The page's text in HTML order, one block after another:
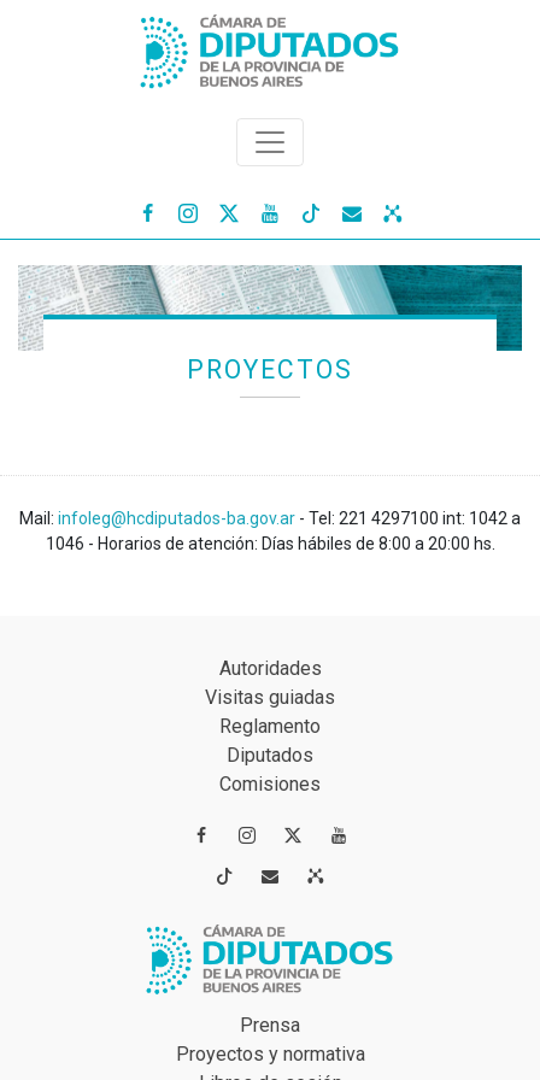
   
PROYECTOS
Mail: infoleg@hcdiputados-ba.gov.ar - Tel: 221 4297100 int: 1042 a
1046 - Horarios de atención: Días hábiles de 8:00 a 20:00 hs.
Autoridades
Visitas guiadas
Reglamento
Diputados
Comisiones
 
 
Prensa
Proyectos y normativa